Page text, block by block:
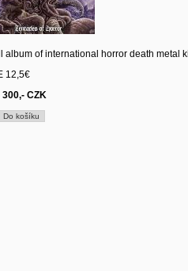
album of international horror death metal
12,5€
300,- CZK